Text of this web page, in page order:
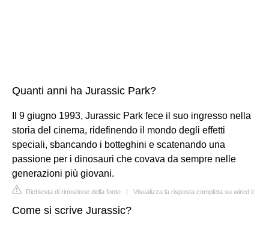
Quanti anni ha Jurassic Park?
Il 9 giugno 1993, Jurassic Park fece il suo ingresso nella
storia del cinema, ridefinendo il mondo degli effetti
speciali, sbancando i botteghini e scatenando una
passione per i dinosauri che covava da sempre nelle
generazioni più giovani.
Richiesta di rimozione della fonte | Visualizza la risposta completa su wired.it
Come si scrive Jurassic?